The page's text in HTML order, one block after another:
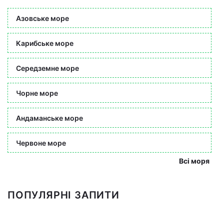
Азовське море
Карибське море
Середземне море
Чорне море
Андаманське море
Червоне море
Всі моря
ПОПУЛЯРНІ ЗАПИТИ